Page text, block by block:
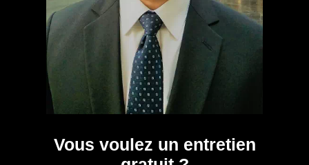
Vous voulez un entretien